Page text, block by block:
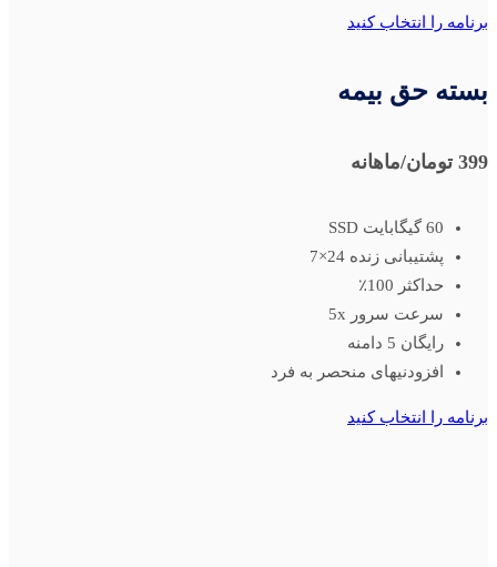
برنامه را انتخاب کنید
بسته حق بیمه
399 تومان /ماهانه
60 گیگابایت SSD
پشتیبانی زنده 24×7
حداکثر 100٪
سرعت سرور 5x
رایگان 5 دامنه
افزودنیهای منحصر به فرد
برنامه را انتخاب کنید